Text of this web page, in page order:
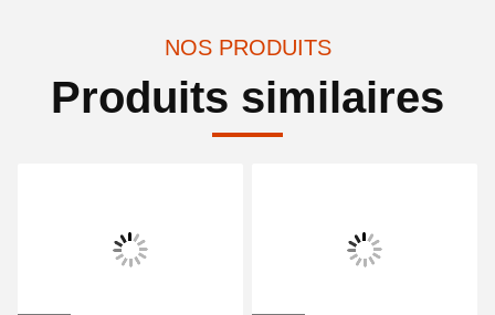
NOS PRODUITS
Produits similaires